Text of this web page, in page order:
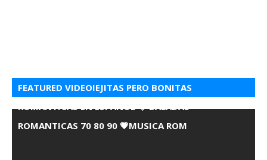
FEATURED VIDEOIEJITAS PERO BONITAS
ROMANTICAS EN ESPANOL 💘 BALADAS
ROMANTICAS 70 80 90 💗MUSICA ROM